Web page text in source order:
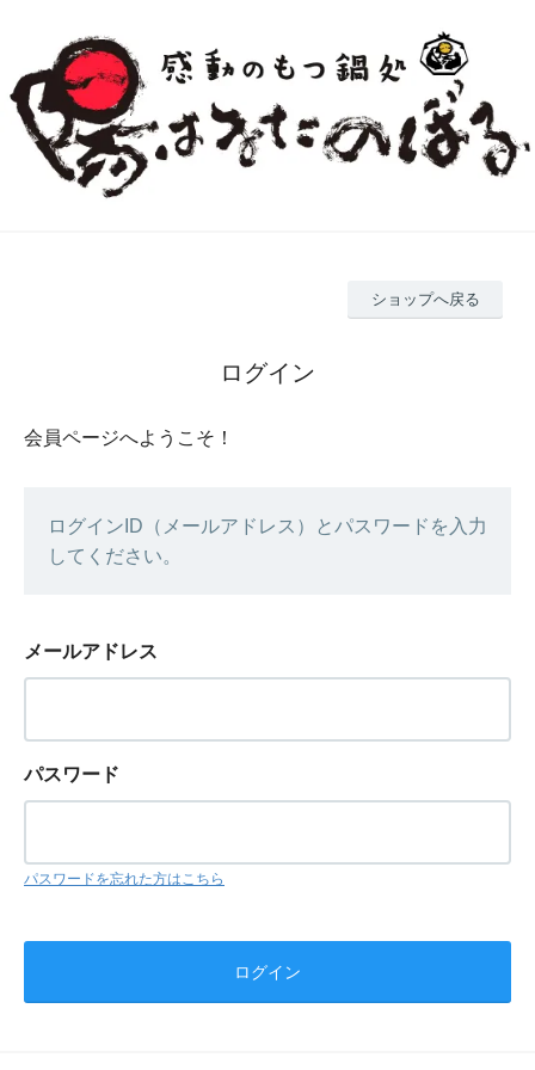
ショップへ戻る
ログイン
会員ページへようこそ！
ログインID（メールアドレス）とパスワードを入力
してください。
メールアドレス
パスワード
パスワードを忘れた方はこちら